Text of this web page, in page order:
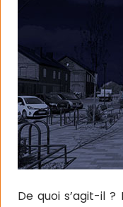
De quoi s’agit-il ?